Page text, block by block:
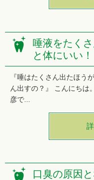
唾液をたく
と体にいい！
『唾はたくさん出たほう
ん出すの？』 こんにちは
彦で...
口臭の原因